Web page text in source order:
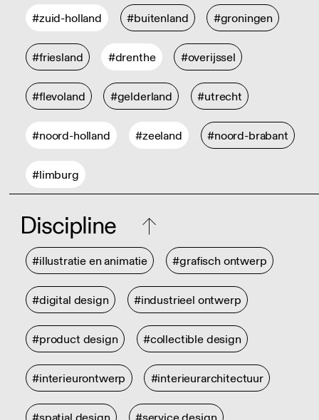
#zuid-holland #buitenland #groningen
#friesland #drenthe #overijssel
#flevoland #gelderland #utrecht
#noord-holland #zeeland #noord-brabant
#limburg
Discipline
#illustratie en animatie #grafisch ontwerp
#digital design #industrieel ontwerp
#product design #collectible design
#interieurontwerp #interieurarchitectuur